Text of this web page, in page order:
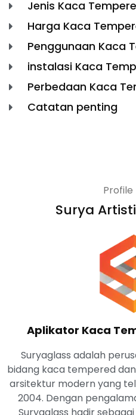
Jenis Kaca
Harga Kaca
Penggunaan Kaca
instalasi Kaca
Perbedaan Kaca
Catatan penting
Profile
Surya
Aplikator Kaca
Suryaglass adalah
bidang kaca tempered
arsitektur modern yang
2004. Dengan